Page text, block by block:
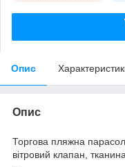
Опис
Опис
Торгова пляжна
вітровий клапан,